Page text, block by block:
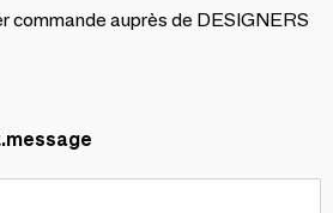
commande auprès de DESIGNERS